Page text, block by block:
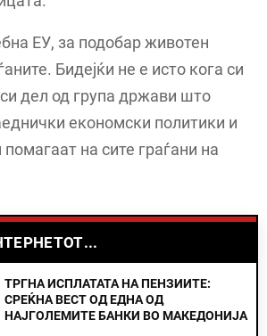
ЕУ, за подобар животен
Бидејќи не е исто кога си
дел од група држави што
економски политики и
на сите граѓани на
ТРГНА ИСПЛАТАТА НА ПЕНЗИИТЕ:
СРЕЌНА ВЕСТ ОД ЕДНА ОД
НАЈГОЛЕМИТЕ БАНКИ ВО МАКЕДОНИЈА